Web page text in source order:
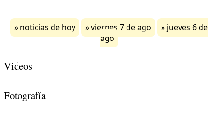
noticias de hoy viernes 7 de ago
jueves 6 de
ago
Videos
Fotografía